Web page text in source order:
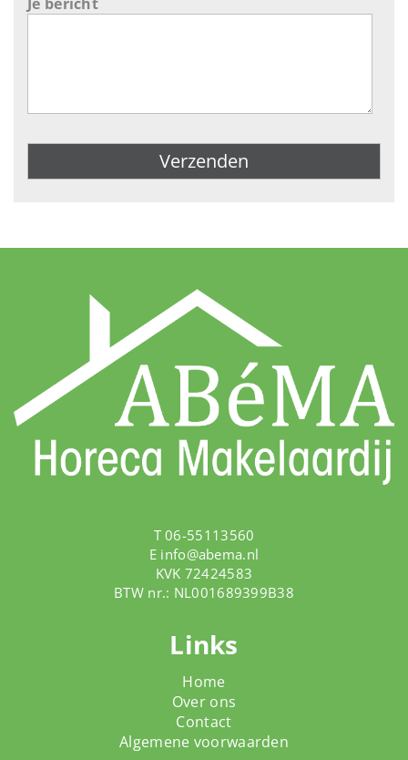
T 06-55113560
E info@abema.nl
KVK 72424583
BTW nr.: NL001689399B38
Links
Home
Over ons
Contact
Algemene voorwaarden